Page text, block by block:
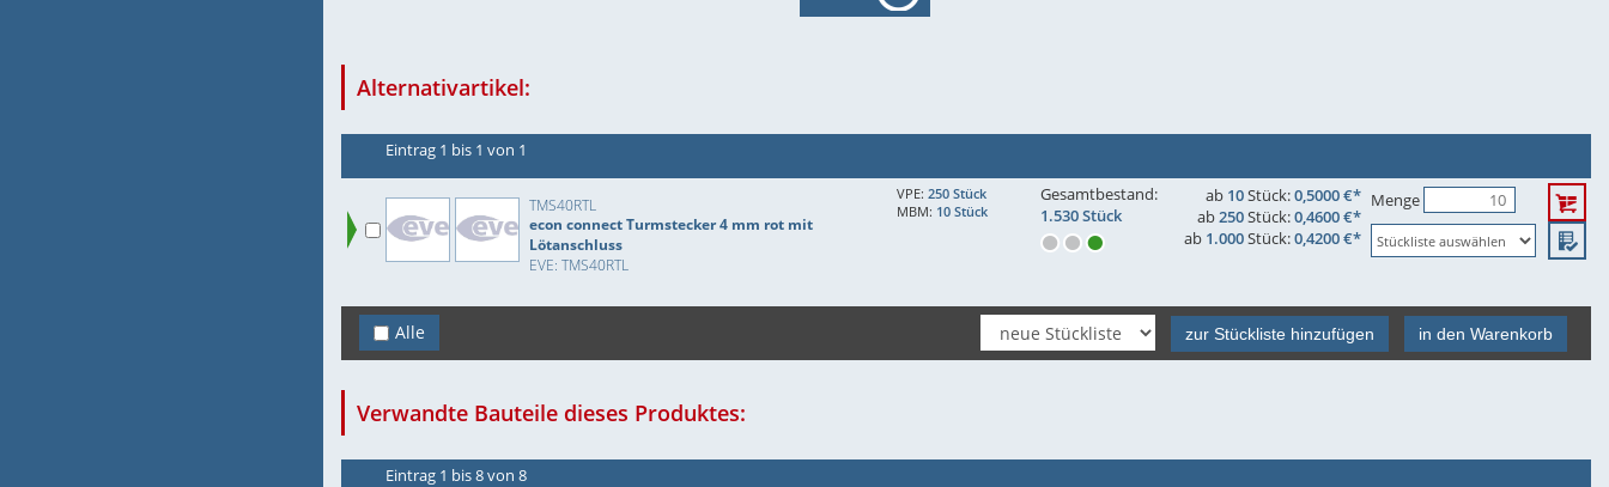
Alternativartikel:
Eintrag 1 bis 1 von 1
TMS40RTL
econ connect Turmstecker 4 mm rot mit
Lötanschluss
EVE: TMS40RTL
VPE: 250 Stück
MBM: 10 Stück
Gesamtbestand:
1.530 Stück
ab 10Stück:0,5000 €*
ab250Stück:0,4600 €*
ab 1.000Stück:0,4200 €*
Menge
Alle zur Stückliste hinzufügen in den Warenkorb
Verwandte Bauteile dieses Produktes:
Eintrag 1 bis 8 von 8